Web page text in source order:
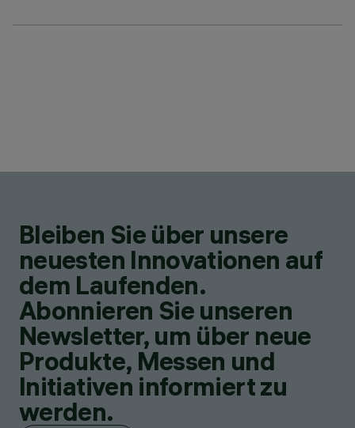
Bleiben Sie über unsere
neuesten Innovationen auf
dem Laufenden.
Abonnieren Sie unseren
Newsletter, um über neue
Produkte, Messen und
Initiativen informiert zu
werden.